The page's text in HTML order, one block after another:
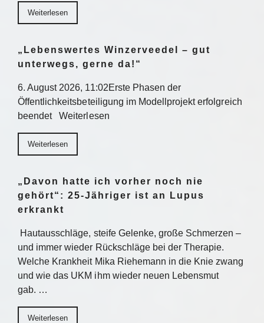
Weiterlesen
„Lebenswertes Winzerveedel – gut
unterwegs, gerne da!“
6. August 2026, 11:02Erste Phasen der
Öffentlichkeitsbeteiligung im Modellprojekt erfolgreich
beendet Weiterlesen
Weiterlesen
„Davon hatte ich vorher noch nie
gehört“: 25-Jähriger ist an Lupus
erkrankt
Hautausschläge, steife Gelenke, große Schmerzen –
und immer wieder Rückschläge bei der Therapie.
Welche Krankheit Mika Riehemann in die Knie zwang
und wie das UKM ihm wieder neuen Lebensmut
gab. …
Weiterlesen